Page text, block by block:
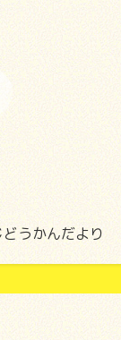
うかんだより